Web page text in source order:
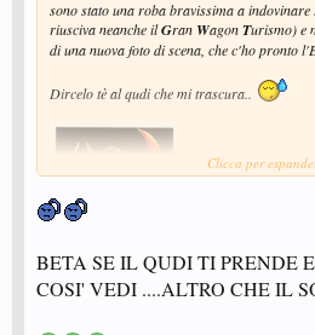
sono stato una roba bravissima a
riusciva neanche ilGran WagonTurismo) e
di una nuova foto di scena, che c'ho pronto
Dircelo tè al qudi che mi trascura..
Clicca per
BETA SE IL QUDI TI PRENDE
COSI' VEDI ....ALTRO CHE IL